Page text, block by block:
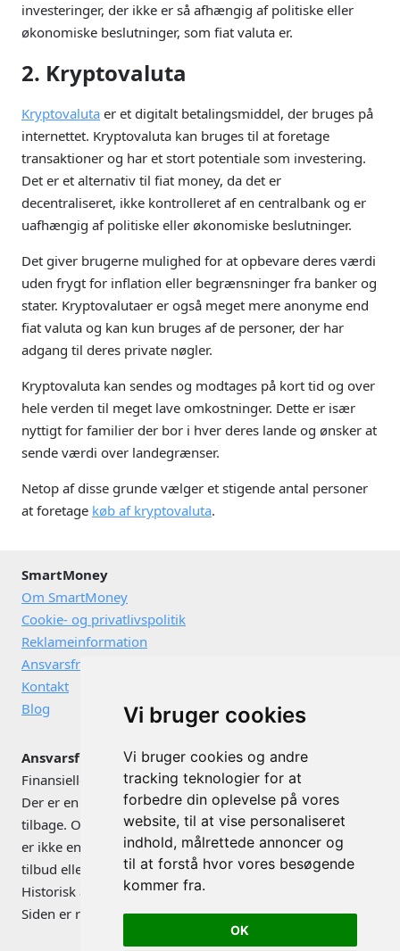
Vi bruger cookies
Vi bruger cookies og andre
tracking teknologier for at
forbedre din oplevelse på vores
website, til at vise personaliseret
indhold, målrettede annoncer og
til at forstå hvor vores besøgende
kommer fra.
OK
investeringer, der ikke er så afhængig af politiske eller
økonomiske beslutninger, som fiat valuta er.
2. Kryptovaluta
Kryptovaluta er et digitalt betalingsmiddel, der bruges på
internettet. Kryptovaluta kan bruges til at foretage
transaktioner og har et stort potentiale som investering.
Det er et alternativ til fiat money, da det er
decentraliseret, ikke kontrolleret af en centralbank og er
uafhængig af politiske eller økonomiske beslutninger.
Det giver brugerne mulighed for at opbevare deres værdi
uden frygt for inflation eller begrænsninger fra banker og
stater. Kryptovalutaer er også meget mere anonyme end
fiat valuta og kan kun bruges af de personer, der har
adgang til deres private nøgler.
Kryptovaluta kan sendes og modtages på kort tid og over
hele verden til meget lave omkostninger. Dette er især
nyttigt for familier der bor i hver deres lande og ønsker at
sende værdi over landegrænser.
Netop af disse grunde vælger et stigende antal personer
at foretage køb af kryptovaluta.
SmartMoney
Om SmartMoney
Cookie- og privatlivspolitik
Reklameinformation
Ansvarsfraskrivelse
Kontakt
Blog
Ansvarsfraskrivelse
Finansielle instrumenter kan både stige og falde i værdi.
Der er en risiko for, at du ikke får de investerede penge
tilbage. Omtale af konkrete værdipapirer og investeringer
er ikke en anbefaling vedrørende disse, og er ikke et
tilbud eller opfordring til tilbud om køb eller salg.
Historisk afkast er ingen garanti for fremtidigt afkast.
Siden er reklamefinansieret.